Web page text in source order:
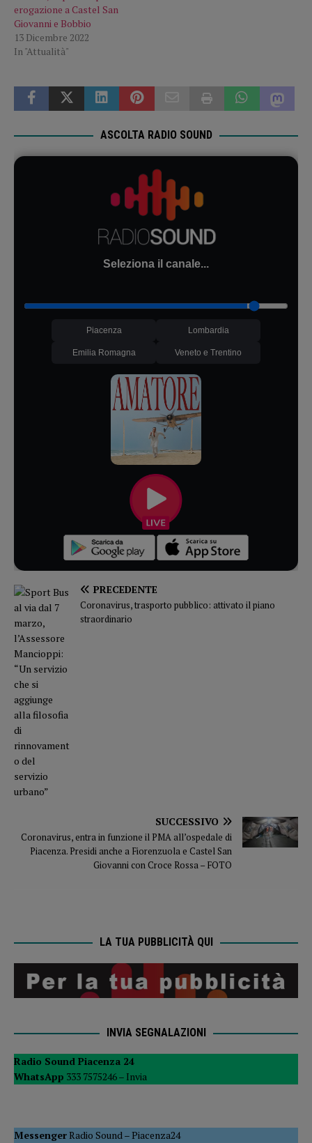
erogazione a Castel San
Giovanni e Bobbio
13 Dicembre 2022
In "Attualità"
ASCOLTA RADIO SOUND
Seleziona il canale...
Piacenza Lombardia
Emilia Romagna Veneto e Trentino
PRECEDENTE
Coronavirus, trasporto pubblico: attivato il piano
straordinario
SUCCESSIVO
Coronavirus, entra in funzione il PMA all’ospedale di
Piacenza. Presidi anche a Fiorenzuola e Castel San
Giovanni con Croce Rossa – FOTO
LA TUA PUBBLICITÀ QUI
INVIA SEGNALAZIONI
Radio Sound Piacenza 24
WhatsApp 333 7575246 – Invia
MessengerRadio Sound–Piacenza24